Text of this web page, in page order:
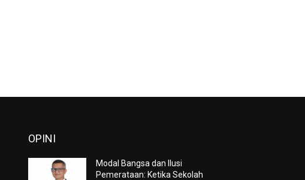
OPINI
Modal Bangsa dan Ilusi
Pemerataan: Ketika Sekolah